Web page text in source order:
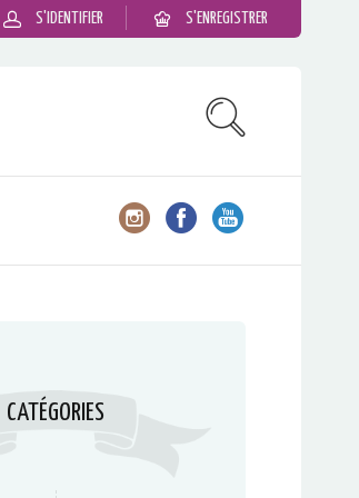
S'IDENTIFIER S'ENREGISTRER
CATÉGORIES